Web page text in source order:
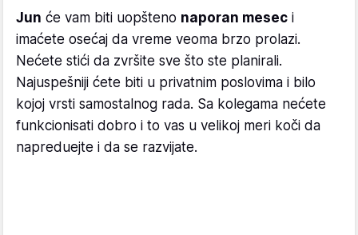
Jun će vam biti uopšteno naporan mesec i
imaćete osećaj da vreme veoma brzo prolazi.
Nećete stići da zvršite sve što ste planirali.
Najuspešniji ćete biti u privatnim poslovima i bilo
kojoj vrsti samostalnog rada. Sa kolegama nećete
funkcionisati dobro i to vas u velikoj meri koči da
napreduejte i da se razvijate.